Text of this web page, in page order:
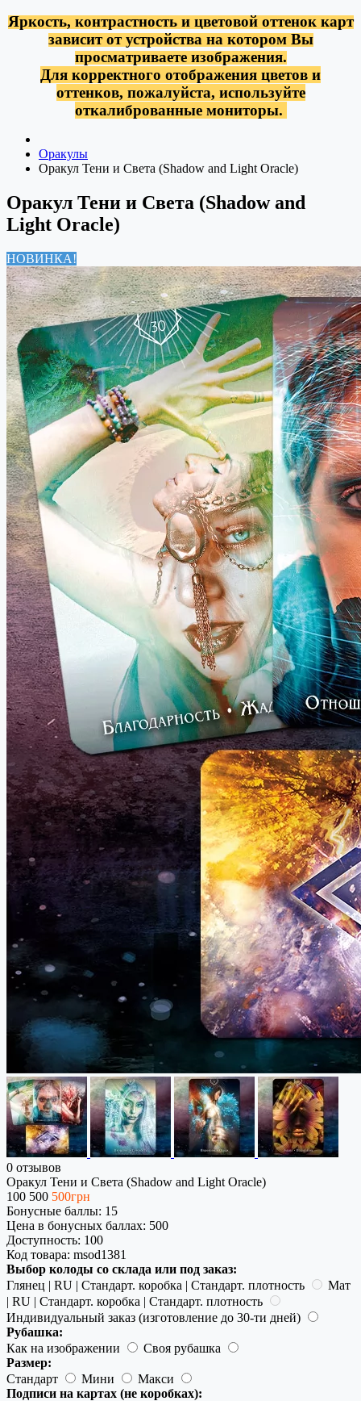
Яркость, контрастность и цветовой оттенок карт
зависит от устройства на котором Вы
просматриваете изображения.
Для корректного отображения цветов и
оттенков, пожалуйста, используйте
откалиброванные мониторы.
Оракулы
Оракул Тени и Света (Shadow and Light Oracle)
Оракул Тени и Света (Shadow and
Light Oracle)
НОВИНКА!
0 отзывов
Оракул Тени и Света (Shadow and Light Oracle)
100 500 500грн
Бонусные баллы: 15
Цена в бонусных баллах: 500
Доступность: 100
Код товара: msod1381
Выбор колоды со склада или под заказ:
Глянец | RU | Стандарт. коробка | Стандарт. плотность
Мат
| RU | Стандарт. коробка | Стандарт. плотность
Индивидуальный заказ (изготовление до 30-ти дней)
Рубашка:
Как на изображении
Своя рубашка
Размер:
Стандарт
Мини
Макси
Подписи на картах (не коробках):